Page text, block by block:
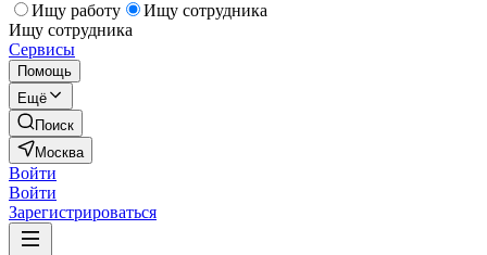
Ищу работу
Ищу сотрудника
Ищу сотрудника
Сервисы
Помощь
Ещё
Поиск
Москва
Войти
Войти
Зарегистрироваться